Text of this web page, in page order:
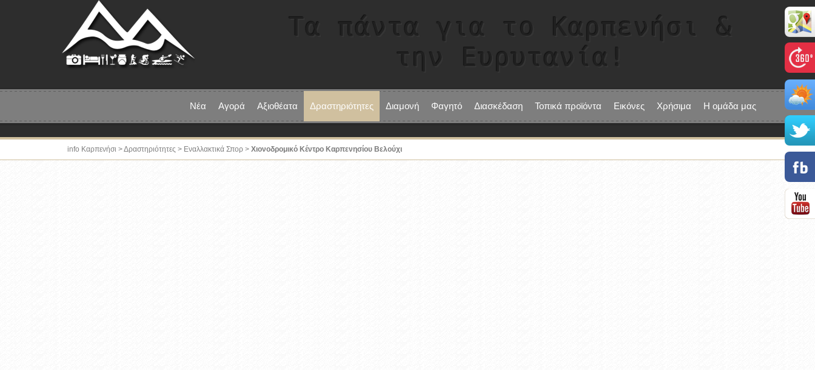
Τα πάντα για το Καρπενήσι &
την Ευρυτανία!
Νέα Αγορά Αξιοθέατα Δραστηριότητες Διαμονή Φαγητό Διασκέδαση Τοπικά προϊόντα Εικόνες Χρήσιμα Η ομάδα μας
info Καρπενήσι >Δραστηριότητες > Εναλλακτικά Σπορ > Χιονοδρομικό Κέντρο Καρπενησίου Βελούχι